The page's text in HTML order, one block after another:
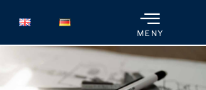
MENY